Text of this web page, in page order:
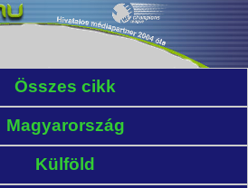
Összes cikk
Magyarország
Külföld